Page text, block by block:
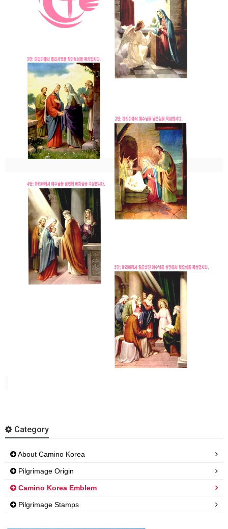
Category
About Camino Korea
Pilgrimage Origin
Camino Korea Emblem
Pilgrimage Stamps